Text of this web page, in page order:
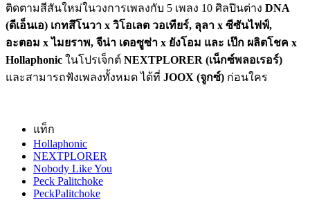
ติดตามสีสันใหม่ในวงการเพลงกับ 5 เพลง 10 ศิลปินต่าง DNA
(ดีเอ็นเอ) เกทสึโนวา x วิโอเลต วอเทียร์, ลุลา x ซีซันไฟฟ์,
อะตอม x ไมยราพ, จีน่า เดอซูซ่า x ยังโอม และ เป๊ก ผลิตโชค x
Hollaphonic ในโปรเจ็กต์ NEXTPLORER (เน็กซ์พลอเรอร์)
และสามารถฟังเพลงทั้งหมด ได้ที่ JOOX (จูกซ์) ก่อนใคร
แท็ก
Hollaphonic
NEXTPLORER
Nobody Like You
Peck Palitchoke
PeckPalitchoke